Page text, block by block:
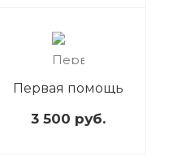
Первая помощь
3 500 руб.